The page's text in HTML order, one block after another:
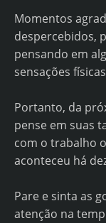
Momentos
despercebidos,
pensando em
sensações
Portanto, da
pense em suas
com o trabalho
aconteceu há
Pare e sinta as
atenção na